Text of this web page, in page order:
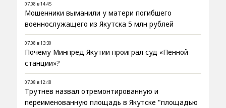
07.08 в 14:45
Мошенники выманили у матери погибшего
военнослужащего из Якутска 5 млн рублей
07.08 в 13:30
Почему Минпред Якутии проиграл суд «Пенной
станции»?
07.08 в 12:48
Трутнев назвал отремонтированную и
переименованную площадь в Якутске "площадью